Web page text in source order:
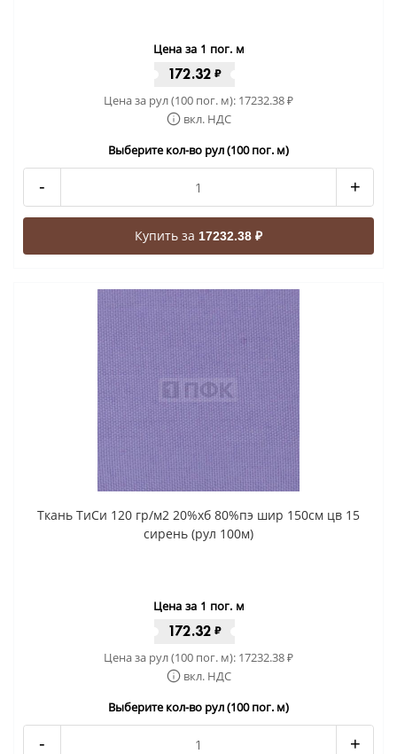
Цена за 1 пог. м
172.32 ₽
Цена за рул (100 пог. м): 17232.38₽
вкл. НДС
Выберите кол-во рул (100 пог. м)
- +
Купить за 17232.38 ₽
Ткань ТиСи 120 гр/м2 20%хб 80%пэ шир 150см цв 15
сирень (рул 100м)
Цена за 1 пог. м
172.32 ₽
Цена за рул (100 пог. м): 17232.38₽
вкл. НДС
Выберите кол-во рул (100 пог. м)
- +